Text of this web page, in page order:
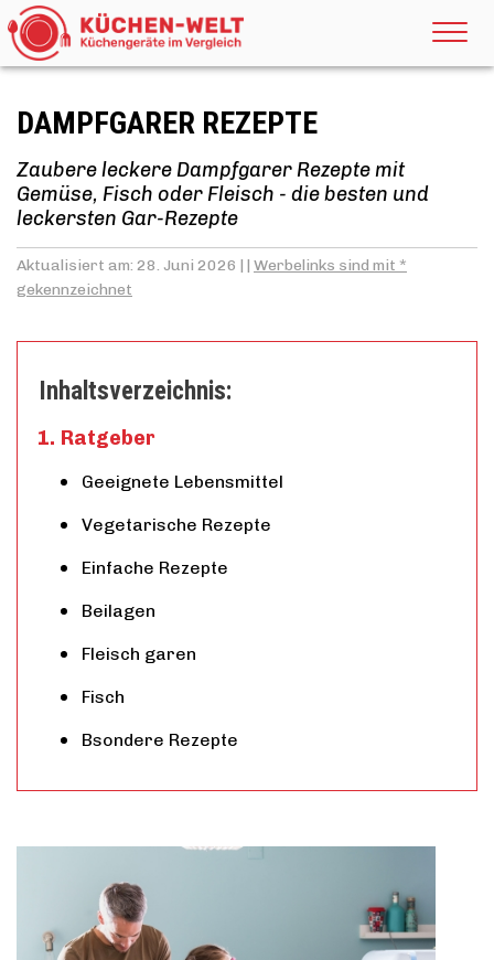
DAMPFGARER REZEPTE
Zaubere leckere Dampfgarer Rezepte mit
Gemüse, Fisch oder Fleisch - die besten und
leckersten Gar-Rezepte
Aktualisiert am: 28. Juni 2026 | | Werbelinks sind mit *
gekennzeichnet
Inhaltsverzeichnis:
Ratgeber
Geeignete Lebensmittel
Vegetarische Rezepte
Einfache Rezepte
Beilagen
Fleisch garen
Fisch
Bsondere Rezepte